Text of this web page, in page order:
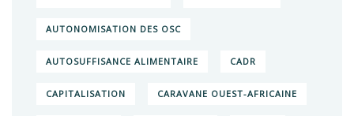
AUTONOMISATION DES OSC
AUTOSUFFISANCE ALIMENTAIRE CADR
CAPITALISATION CARAVANE OUEST-AFRICAINE